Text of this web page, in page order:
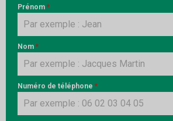
Prénom *
Nom *
Numéro de téléphone *